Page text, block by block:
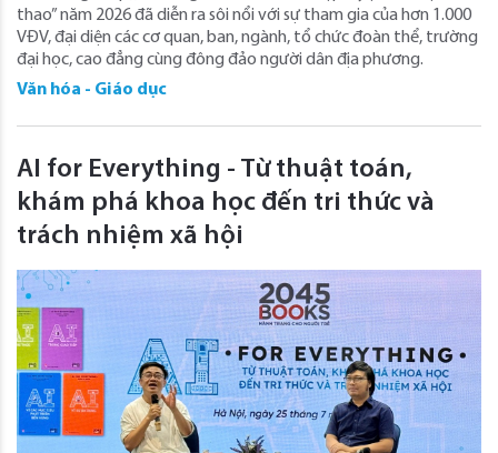
thao” năm 2026 đã diễn ra sôi nổi với sự tham gia của hơn 1.000
VĐV, đại diện các cơ quan, ban, ngành, tổ chức đoàn thể, trường
đại học, cao đẳng cùng đông đảo người dân địa phương.
Văn hóa - Giáo dục
AI for Everything - Từ thuật toán,
khám phá khoa học đến tri thức và
trách nhiệm xã hội